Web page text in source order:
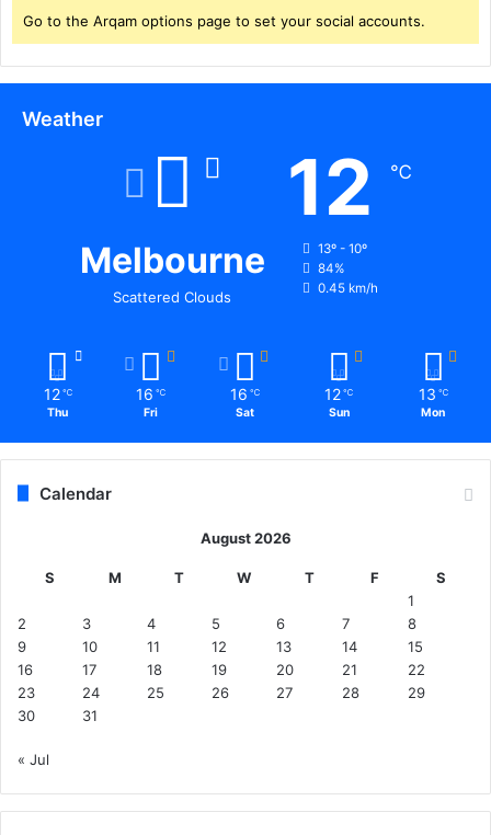
ना
पा
जे
टि
व
Go to the Arqam options page to set your social accounts.
Weather
Melbourne
Scattered Clouds
12 ℃
13º - 10º
84%
0.45 km/h
12 ℃
Thu
16 ℃
Fri
16 ℃
Sat
12 ℃
Sun
13 ℃
Mon
Calendar
August 2026
S M T W T F
S
1
2
3 4 5 6 7
8
9
10 11 12 13 14
15
16
17 18 19 20 21
22
23
24 25 26 27 28
29
30
31
« Jul